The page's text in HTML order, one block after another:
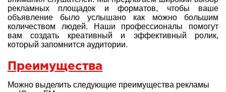
рекламных площадок и форматов, чтобы ваше
объявление было услышано как можно большим
количеством людей. Наши профессионалы помогут
вам создать креативный и эффективный ролик,
который запомнится аудитории.
Преимущества
Можно выделить следующие преимущества рекламы